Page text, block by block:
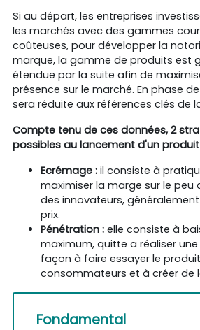
Si au départ, les entreprises
les marchés avec des gammes
coûteuses, pour développer la
marque, la gamme de produits est
étendue par la suite afin de
présence sur le marché. En phase
sera réduite aux références clés de
Compte tenu de ces données, 2
possibles au lancement d'un produit
Ecrémage : il consiste à
maximiser la marge sur le peu
des innovateurs,
prix.
Pénétration : elle consiste à
maximum, quitte a réaliser
façon à faire essayer le
consommateurs et à créer de
Fondamental